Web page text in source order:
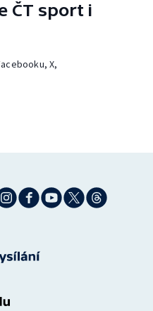
ČT sport i
X,